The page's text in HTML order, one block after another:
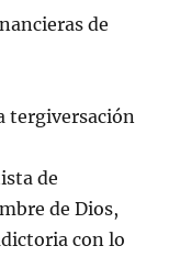
de
tergiversación
de
de Dios,
con lo